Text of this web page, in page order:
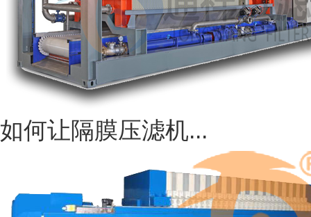
如何让隔膜压滤机...